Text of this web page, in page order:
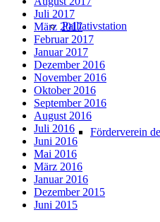
Palliativstation
Förderverein
Juli 2017
März 2017
Februar 2017
Januar 2017
Dezember 2016
November 2016
Oktober 2016
September 2016
August 2016
Juli 2016
Juni 2016
Mai 2016
März 2016
Januar 2016
Dezember 2015
Juni 2015